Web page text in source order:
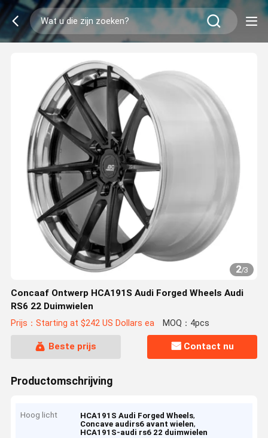
2/3
Concaaf Ontwerp HCA191S Audi Forged Wheels Audi
RS6 22 Duimwielen
Prijs：Starting at $242 US Dollars ea MOQ：4pcs
Beste prijs Contact nu
Productomschrijving
Hoog licht HCA191S Audi Forged Wheels,
Concave audirs6 avant wielen,
HCA191S-audi rs6 22 duimwielen